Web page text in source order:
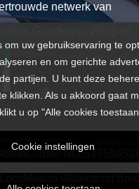
netwerk van
- Btw:
om uw gebruikservaring te
en om gerichte
partijen. U kunt deze
klikken. Als u akkoord gaat
u op "Alle cookies
Cookie instellingen